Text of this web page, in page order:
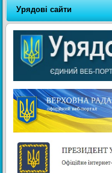
Урядові сайти